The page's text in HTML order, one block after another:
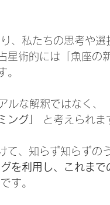
、私たちの思考や選
術的には「魚座の
。
ルな解釈ではなく、
ング」
と考えられま
て、知らず知らずの
を利用し、これまで
です。